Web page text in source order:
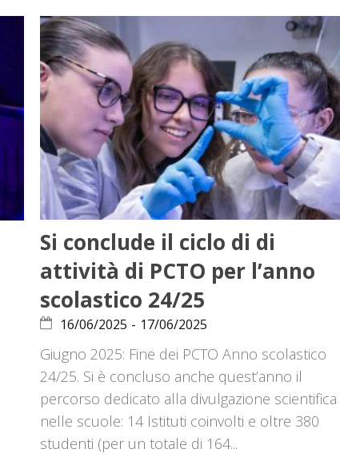
Si conclude il ciclo di di
attività di PCTO per l’anno
scolastico 24/25
16/06/2025 - 17/06/2025
Giugno 2025: Fine dei PCTO Anno scolastico
24/25. Si è concluso anche quest’anno il
percorso dedicato alla divulgazione scientifica
nelle scuole: 14 Istituti coinvolti e oltre 380
studenti (per un totale di 164...